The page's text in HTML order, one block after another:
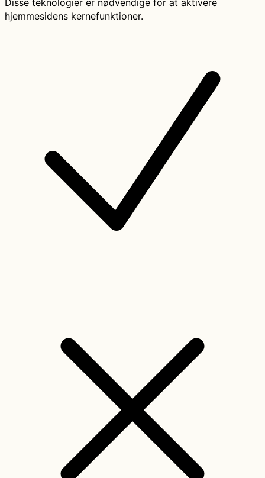
Disse teknologier er nødvendige for at aktivere
hjemmesidens kernefunktioner.